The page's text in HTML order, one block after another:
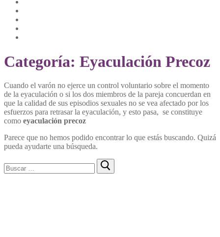
Categoría: Eyaculación Precoz
Cuando el varón no ejerce un control voluntario sobre el momento
de la eyaculación o si los dos miembros de la pareja concuerdan en
que la calidad de sus episodios sexuales no se vea afectado por los
esfuerzos para retrasar la eyaculación, y esto pasa, se constituye
como eyaculación precoz
Parece que no hemos podido encontrar lo que estás buscando. Quizá
pueda ayudarte una búsqueda.
Buscar: